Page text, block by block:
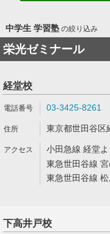
中学生 学習塾の絞り込み
栄光ゼミナール
経堂校
03-3425-8261
東京都世田谷区
小田急線 経堂
東急世田谷線
東急世田谷線
下高井戸校